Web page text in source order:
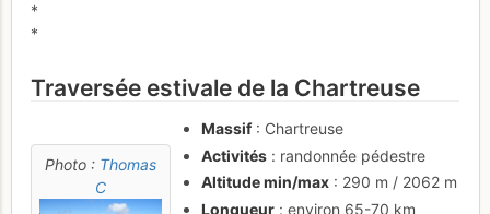
*
*
Traversée estivale de la Chartreuse
Photo : Thomas
C
Massif: Chartreuse
Activités : randonnée pédestre
Altitude min/max : 290 m / 2062 m
Longueur : environ 65-70 km